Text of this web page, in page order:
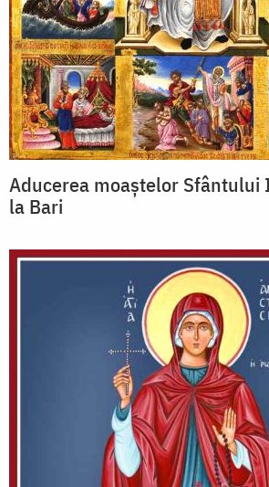
Aducerea moaștelor Sfântului
la Bari